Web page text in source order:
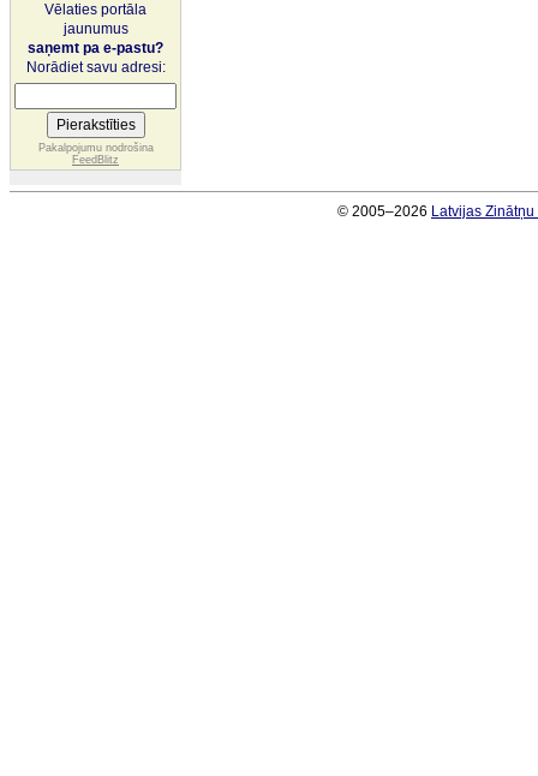
Vēlaties portāla
jaunumus
saņemt pa e-pastu?
Norādiet savu adresi:
Pakalpojumu nodrošina
FeedBlitz
© 2005–2026 Latvijas